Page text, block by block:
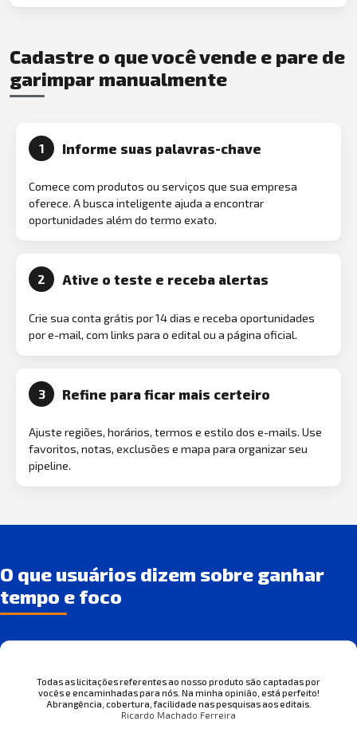
Cadastre o que você vende e pare de
garimpar manualmente
1 Informe suas palavras-chave
Comece com produtos ou serviços que sua empresa
oferece. A busca inteligente ajuda a encontrar
oportunidades além do termo exato.
2 Ative o teste e receba alertas
Crie sua conta grátis por 14 dias e receba oportunidades
por e-mail, com links para o edital ou a página oficial.
3 Refine para ficar mais certeiro
Ajuste regiões, horários, termos e estilo dos e-mails. Use
favoritos, notas, exclusões e mapa para organizar seu
pipeline.
O que usuários dizem sobre ganhar
tempo e foco
Todas as licitações referentes ao nosso produto são captadas por
vocês e encaminhadas para nós. Na minha opinião, está perfeito!
Abrangência, cobertura, facilidade nas pesquisas aos editais.
Ricardo Machado Ferreira